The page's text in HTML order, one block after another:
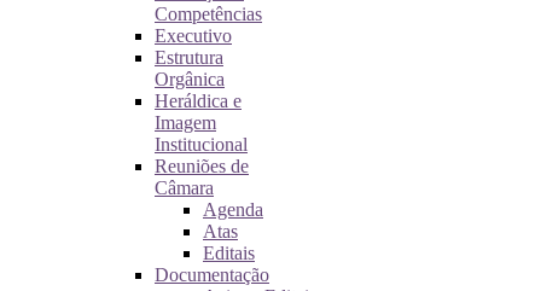
Competências
Executivo
Estrutura
Orgânica
Heráldica e
Imagem
Institucional
Reuniões de
Câmara
Agenda
Atas
Editais
Documentação